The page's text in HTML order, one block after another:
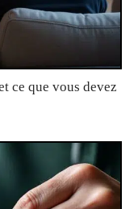
ce que vous devez